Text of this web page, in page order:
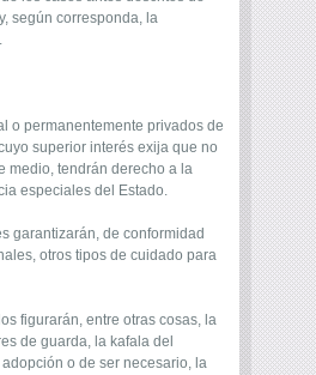
según corresponda, la
o permanentemente privados de
superior interés exija que no
medio, tendrán derecho a la
especiales del Estado.
garantizarán, de conformidad
otros tipos de cuidado para
figurarán, entre otras cosas, la
de guarda, la kafala del
o de ser necesario, la